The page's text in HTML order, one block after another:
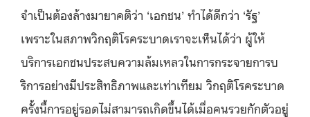
จำเป็นต้องล้างมายาคติว่า ‘เอกชน’ ทำได้ดีกว่า ‘รัฐ’
เพราะในสภาพวิกฤติโรคระบาดเราจะเห็นได้ว่า ผู้ให้
บริการเอกชนประสบความล้มเหลวในการกระจายการบ
ริการอย่างมีประสิทธิภาพและเท่าเทียม วิกฤติโรคระบาด
ครั้งนี้การอยู่รอดไม่สามารถเกิดขึ้นได้เมื่อคนรวยกักตัวอยู่